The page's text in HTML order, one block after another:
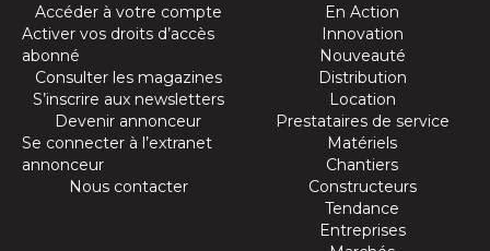
Accéder à votre compte
Activer vos droits d’accès
abonné
Consulter les magazines
S’inscrire aux newsletters
Devenir annonceur
Se connecter à l’extranet
annonceur
Nous contacter
En Action
Innovation
Nouveauté
Distribution
Location
Prestataires de service
Matériels
Chantiers
Constructeurs
Tendance
Entreprises